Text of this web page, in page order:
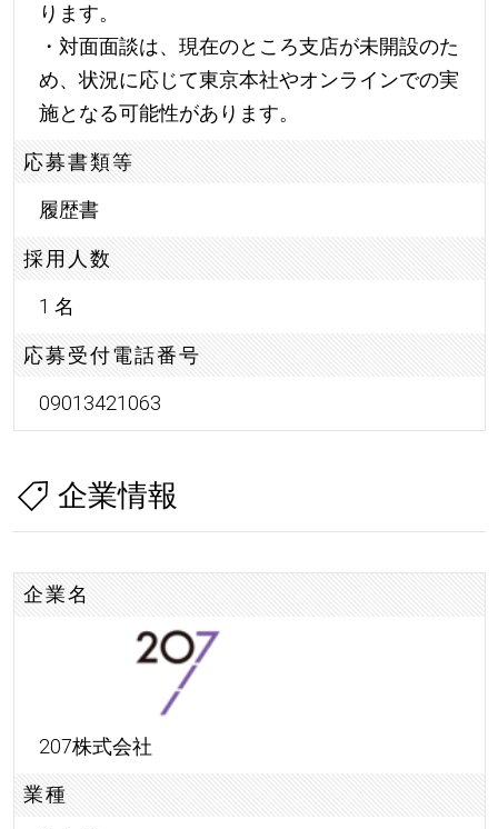
ります。
・対面面談は、現在のところ支店が未開設のた
め、状況に応じて東京本社やオンラインでの実
施となる可能性があります。
応募書類等
履歴書
採用人数
1 名
応募受付電話番号
09013421063
企業情報
企業名
207株式会社
業種